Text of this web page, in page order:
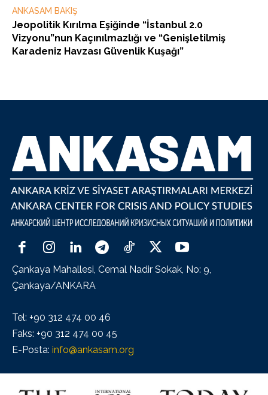
ANKASAM BAKIŞ
Jeopolitik Kırılma Eşiğinde “İstanbul 2.0
Vizyonu”nun Kaçınılmazlığı ve “Genişletilmiş
Karadeniz Havzası Güvenlik Kuşağı”
Çankaya Mahallesi, Cemal Nadir Sokak, No: 9,
Çankaya/ANKARA
Tel: +90 312 474 00 46
Faks: +90 312 474 00 45
E-Posta: info@ankasam.org